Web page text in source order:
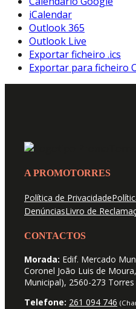
iCalendar
Outlook 365
Outlook Live
Exportar ficheiro .ics
Exportar para ficheiro
A PROMOTORRES
Política de Privacidade
DenúnciasLivro de
CONTACTOS
Morada: Edif. Mercado
Coronel João Luis de
Municipal), 2560-273 Torres
Telefone: 261 094 746